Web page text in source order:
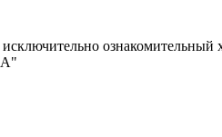
ознакомительный